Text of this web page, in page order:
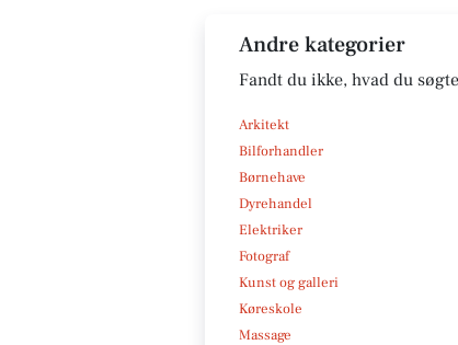
Andre kategorier
Fandt du ikke, hvad du
Arkitekt
Bilforhandler
Børnehave
Dyrehandel
Elektriker
Fotograf
Kunst og galleri
Køreskole
Massage